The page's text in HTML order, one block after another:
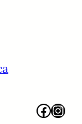
Facebook Instagram